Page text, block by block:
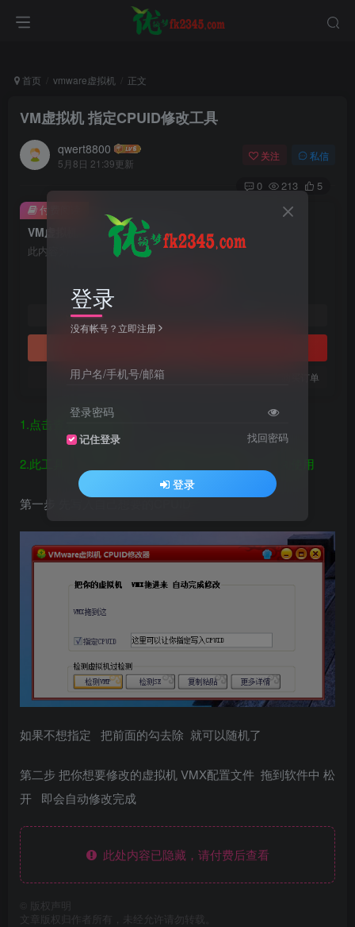
首页 vmware虚拟机 正文
VM虚拟机 指定CPUID修改工具
qwert8800
5月8日 21:39更新
关注 私信
0 213 5
VM虚拟机 指定CPUID修改工具
此内容为付费阅读，请付费后查看
黄金会员
您当前未登录！建议登陆后购买，可保存购买订单
付费阅读
1.点击查看–视频演示
2.此工具 不限时间 不绑电脑 无限制 永久使用
第一步 先写入自己想要的CPUID
如果不想指定 把前面的勾去除 就可以随机了
第二步 把你想要修改的虚拟机 VMX配置文件 拖到软件中 松
开 即会自动修改完成
此处内容已隐藏，请付费后查看
版权声明
文章版权归作者所有，未经允许请勿转载。
登录
没有帐号？立即注册
用户名/手机号/邮箱
登录密码
记住登录 找回密码
登录